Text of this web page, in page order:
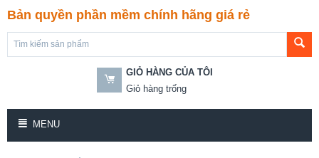
Bản quyền phần mềm chính hãng giá rẻ
GIỎ HÀNG CỦA TÔI
Giỏ hàng trống
MENU